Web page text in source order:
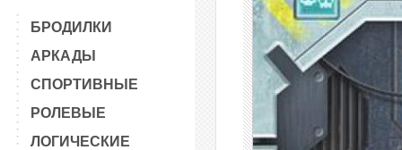
БРОДИЛКИ
АРКАДЫ
СПОРТИВНЫЕ
РОЛЕВЫЕ
ЛОГИЧЕСКИЕ